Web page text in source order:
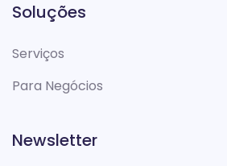
Soluções
Serviços
Para Negócios
Newsletter